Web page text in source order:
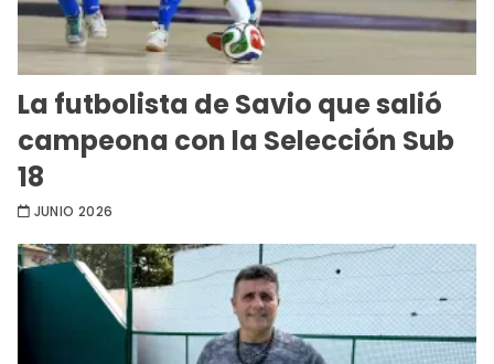
La futbolista de Savio que salió
campeona con la Selección Sub
18
JUNIO 2026